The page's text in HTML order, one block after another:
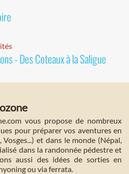
- Des Coteaux à la Saligue
vous propose de nombreux
pour préparer vos aventures en
Vosges...) et dans le monde (Népal,
dans la randonnée pédestre et
aussi des idées de sorties en
ou via ferrata.